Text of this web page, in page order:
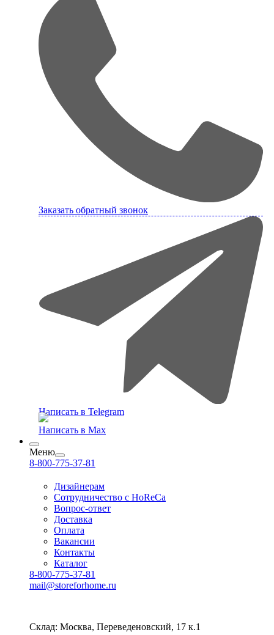
Заказать обратный звонок
Написать в Telegram
Написать в Max
Меню
8-800-775-37-81
Дизайнерам
Сотрудничество с HoReCa
Вопрос-ответ
Доставка
Оплата
Вакансии
Контакты
Каталог
8-800-775-37-81
mail@storeforhome.ru
Склад: Москва, Переведеновский, 17 к.1